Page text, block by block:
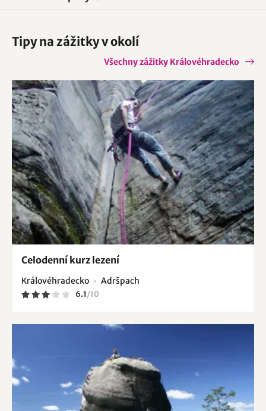
Tipy na zážitky v okolí
Všechny zážitky Královéhradecko
Celodenní kurz lezení
Královéhradecko Adršpach
6.1/10